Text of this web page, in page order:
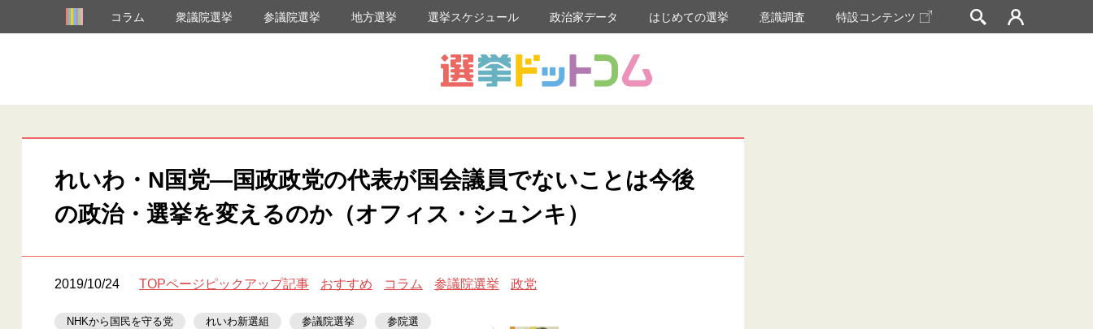
コラム 衆議院選挙 参議院選挙 地方選挙 選挙スケジュール 政治家データ はじめての選挙 意識調査 特設コンテンツ
れいわ・N国党―国政政党の代表が国会議員でないことは今後
の政治・選挙を変えるのか（オフィス・シュンキ）
2019/10/24 TOPページピックアップ記事 おすすめ コラム 参議院選挙 政党
NHKから国民を守る党 れいわ新選組 参議院選挙 参院選